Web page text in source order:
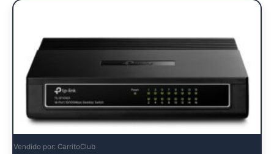
Vendido por: CarritoClub